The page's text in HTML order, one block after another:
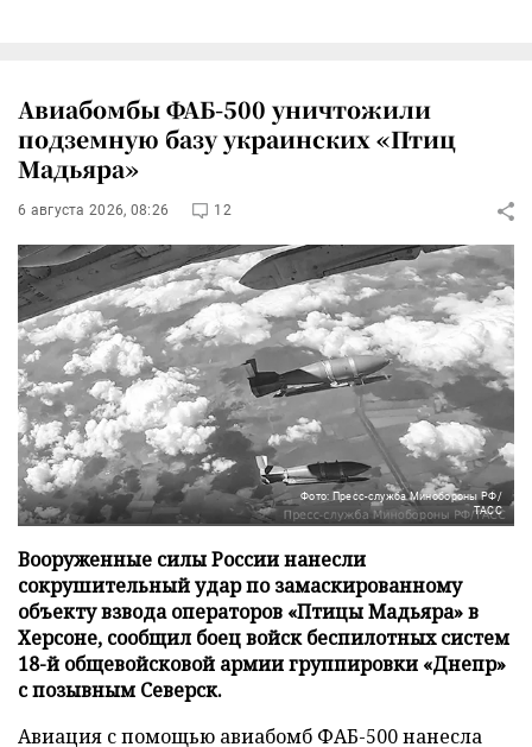
Авиабомбы ФАБ-500 уничтожили
подземную базу украинских «Птиц
Мадьяра»
6 августа 2026, 08:26 12
Фото: Пресс-служба Минобороны РФ/
ТАСС
Вооруженные силы России нанесли
сокрушительный удар по замаскированному
объекту взвода операторов «Птицы Мадьяра» в
Херсоне, сообщил боец войск беспилотных систем
18-й общевойсковой армии группировки «Днепр»
с позывным Северск.
Авиация с помощью авиабомб ФАБ-500 нанесла